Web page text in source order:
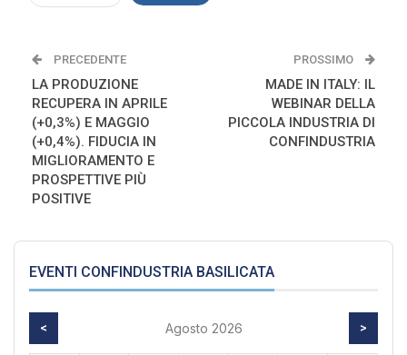
PRECEDENTE
LA PRODUZIONE
RECUPERA IN APRILE
(+0,3%) E MAGGIO
(+0,4%). FIDUCIA IN
MIGLIORAMENTO E
PROSPETTIVE PIÙ
POSITIVE
PROSSIMO
MADE IN ITALY: IL
WEBINAR DELLA
PICCOLA INDUSTRIA DI
CONFINDUSTRIA
EVENTI CONFINDUSTRIA BASILICATA
< Agosto 2026 >